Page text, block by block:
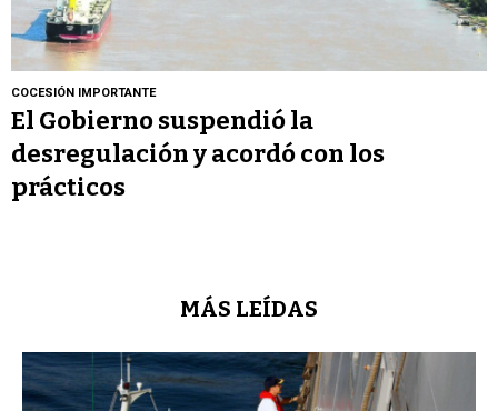
COCESIÓN IMPORTANTE
El Gobierno suspendió la
desregulación y acordó con los
prácticos
MÁS LEÍDAS